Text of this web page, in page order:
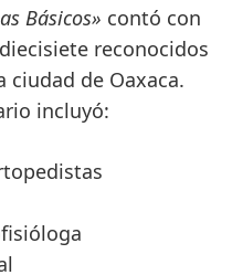
Básicos» contó con
reconocidos
ciudad de Oaxaca.
incluyó: